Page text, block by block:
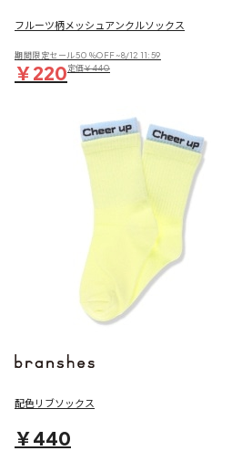
フルーツ柄メッシュアンクルソックス
期間限定セール50％OFF~8/12 11:59
￥220定価￥440
配色リブソックス
￥440